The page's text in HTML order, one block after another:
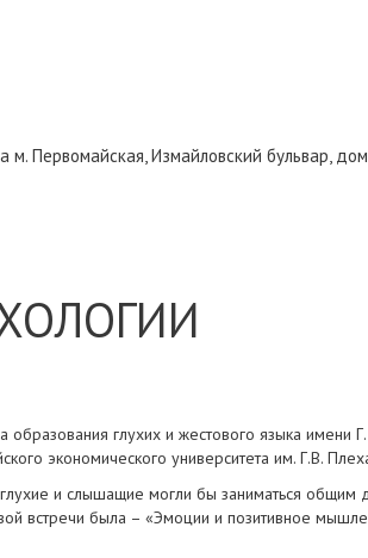
м. Первомайская,Измайловский бульвар,
глухих и жестового языка имени
экономического университета им. Г.В.
и слышащие могли бы заниматься
встречи была – «Эмоции и позитивное